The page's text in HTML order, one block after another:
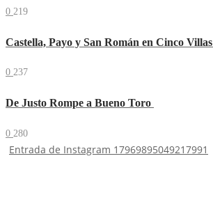
0 219
Castella, Payo y San Román en Cinco Villas
0 237
De Justo Rompe a Bueno Toro
0 280
Entrada de Instagram 17969895049217991